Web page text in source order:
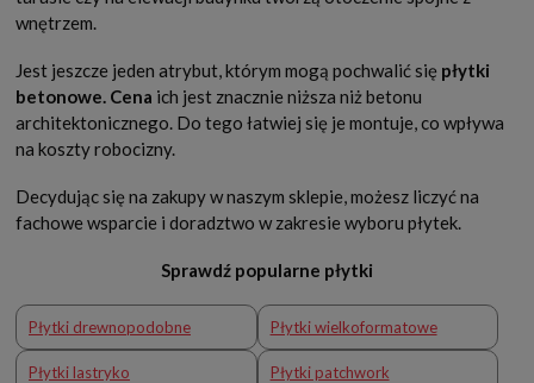
wnętrzem.
Jest jeszcze jeden atrybut, którym mogą pochwalić się płytki
betonowe. Cena ich jest znacznie niższa niż betonu
architektonicznego. Do tego łatwiej się je montuje, co wpływa
na koszty robocizny.
Decydując się na zakupy w naszym sklepie, możesz liczyć na
fachowe wsparcie i doradztwo w zakresie wyboru płytek.
Sprawdź popularne płytki
Płytki drewnopodobne Płytki wielkoformatowe
Płytki lastryko Płytki patchwork